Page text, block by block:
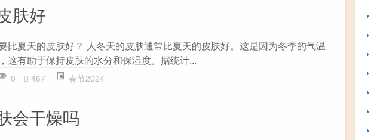
肤好
比夏天的皮肤好？ 人冬天的皮肤通常比夏天的皮肤好。这是因为冬季的气温
这有助于保持皮肤的水分和保湿度。据统计...
0 467 春节2024
会干燥吗